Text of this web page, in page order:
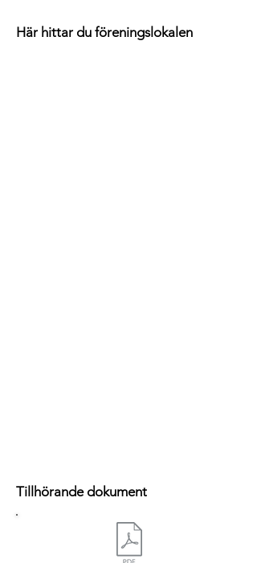
Här hittar du föreningslokalen
Tillhörande dokument